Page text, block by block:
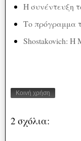
H συνέντευξη
Το πρόγραμμα
Shostakovich: Η
Κοινή χρήση
2 σχόλια: